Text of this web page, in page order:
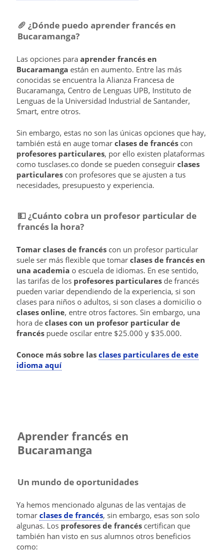
🥖​ ¿Dónde puedo aprender francés en
Bucaramanga?
Las opciones para aprender francés en
Bucaramanga están en aumento. Entre las más
conocidas se encuentra la Alianza Francesa de
Bucaramanga, Centro de Lenguas UPB, Instituto de
Lenguas de la Universidad Industrial de Santander,
Smart, entre otros.
Sin embargo, estas no son las únicas opciones que hay,
también está en auge tomar clases de francés con
profesores particulares, por ello existen plataformas
como tusclases.co donde se pueden conseguir clases
particulares con profesores que se ajusten a tus
necesidades, presupuesto y experiencia.
💵​ ¿Cuánto cobra un profesor particular de
francés la hora?
Tomar clases de francés con un profesor particular
suele ser más flexible que tomar clases de francés en
una academia o escuela de idiomas. En ese sentido,
las tarifas de los profesores particulares de francés
pueden variar dependiendo de la experiencia, si son
clases para niños o adultos, si son clases a domicilio o
clases online, entre otros factores. Sin embargo, una
hora de clases con un profesor particular de
francés puede oscilar entre $25.000 y $35.000.
Conoce más sobre las clases particulares de este
idioma aquí
Aprender francés en
Bucaramanga
Un mundo de oportunidades
Ya hemos mencionado algunas de las ventajas de
tomar clases de francés, sin embargo, esas son solo
algunas. Los profesores de francés certifican que
también han visto en sus alumnos otros beneficios
como: